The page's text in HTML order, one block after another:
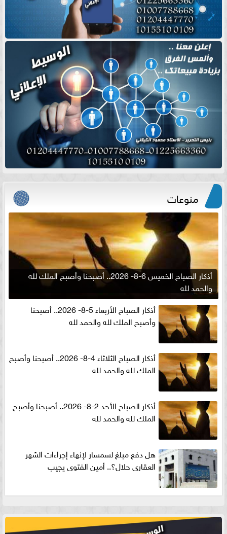
منوعات
أذكار الصباح الخميس 6-8- 2026.. أصبحنا وأصبح الملك لله
والحمد لله
أذكار الصباح الأربعاء 5-8- 2026.. أصبحنا
وأصبح الملك لله والحمد لله
أذكار الصباح الثلاثاء 4-8- 2026.. أصبحنا وأصبح
الملك لله والحمد لله
أذكار الصباح الأحد 2-8- 2026.. أصبحنا وأصبح
الملك لله والحمد لله
هل دفع مبلغ لسمسار لإنهاء إجراءات الشهر
العقارى حلال؟.. أمين الفتوى يجيب